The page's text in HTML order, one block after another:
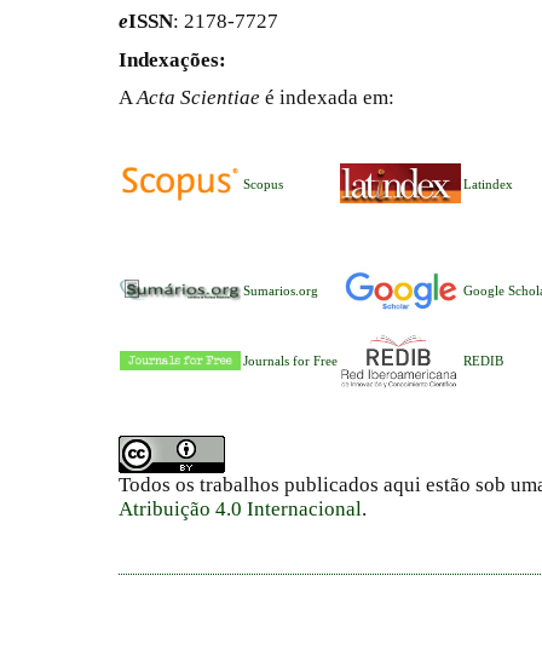
eISSN: 2178-7727
Indexações:
AActa Scientiae é indexada em:
Scopus Latindex
Sumarios.org Google
Journals for Free REDIB
Todos os trabalhos publicados aqui estão sob
Atribuição 4.0 Internacional.